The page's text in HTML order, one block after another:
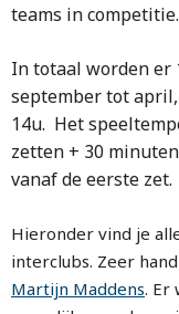
teams in competitie.
In totaal worden er
september tot
14u. Het
zetten + 30
vanaf de eerste zet.
Hieronder vind je
interclubs. Zeer
Martijn Maddens. Er